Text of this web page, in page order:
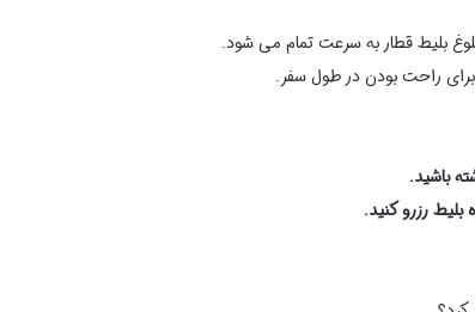
بلیط قطار به سرعت تمام می شود.
برای راحت بودن در طول سفر.
باشید.
رزرو کنید.